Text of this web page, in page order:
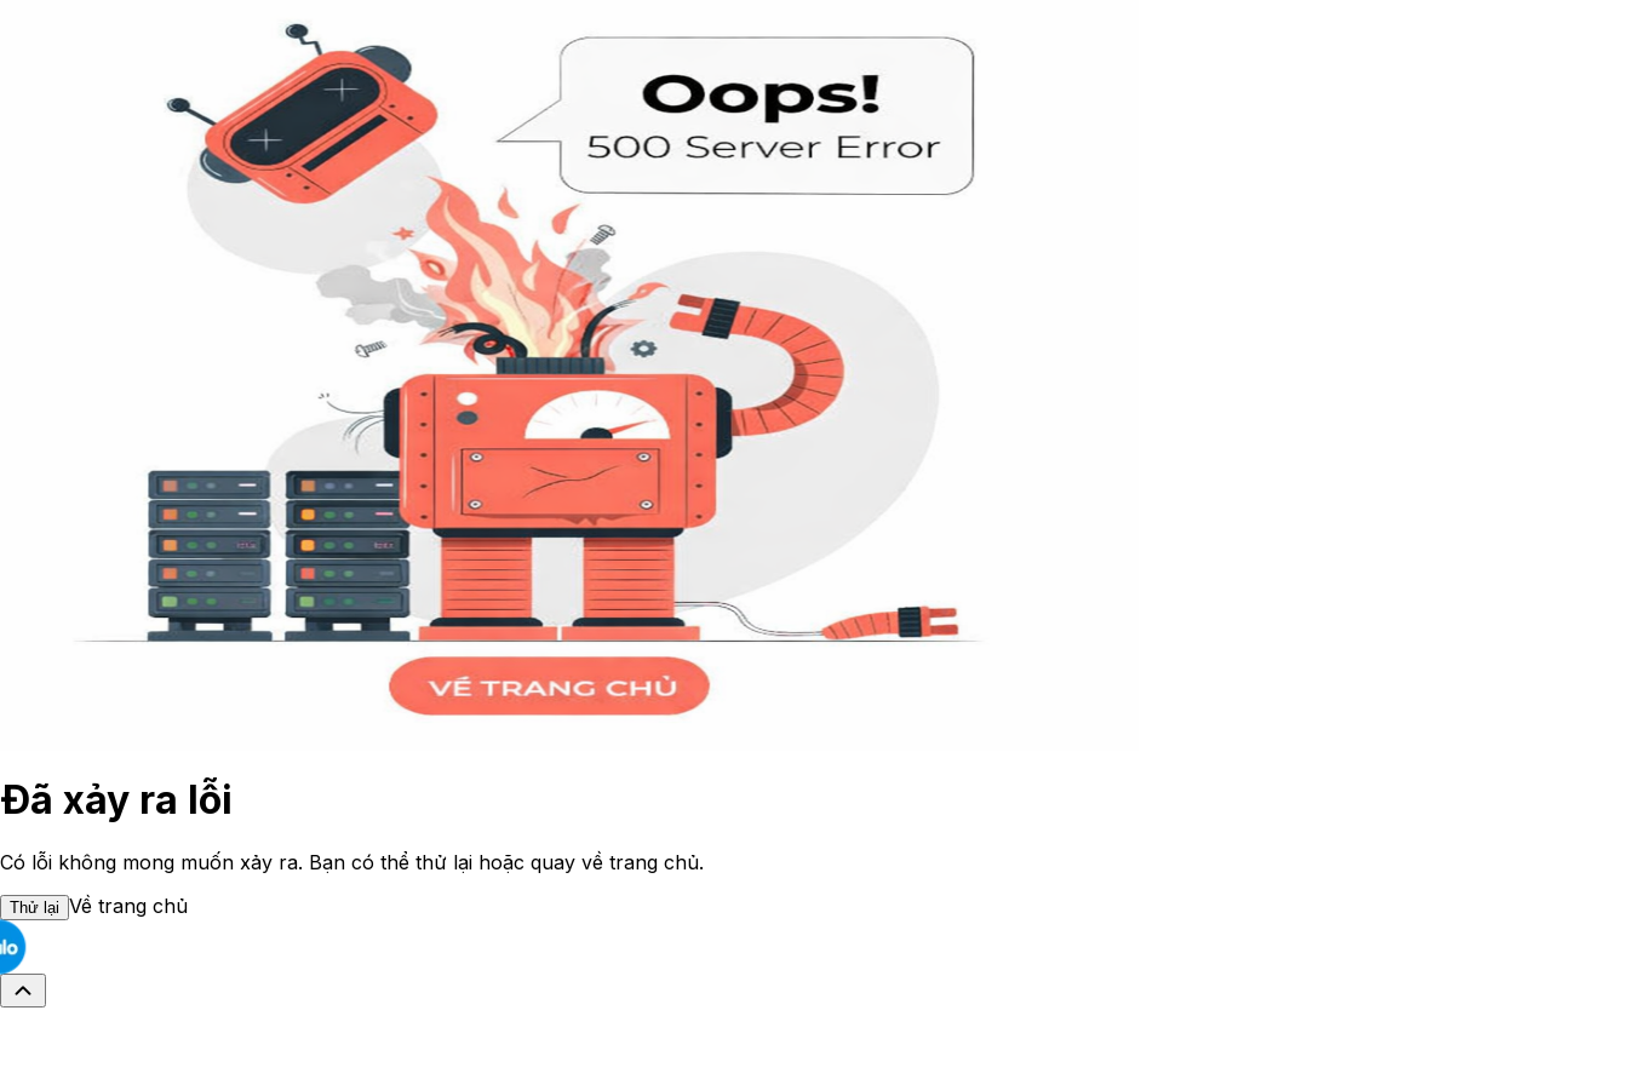
Đã xảy ra lỗi
Có lỗi không mong muốn xảy ra. Bạn có thể thử lại hoặc quay về trang chủ.
Thử lại Về trang chủ